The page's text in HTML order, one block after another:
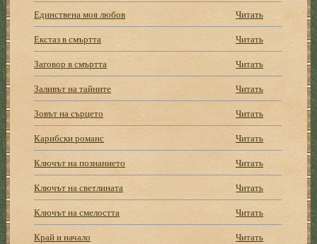
Единствена моя любов
Читать
Екстаз в смъртта
Читать
Заговор в смъртта
Читать
Заливът на тайните
Читать
Зовът на сърцето
Читать
Карибски романс
Читать
Ключът на познанието
Читать
Ключът на светлината
Читать
Ключът на смелостта
Читать
Край и начало
Читать